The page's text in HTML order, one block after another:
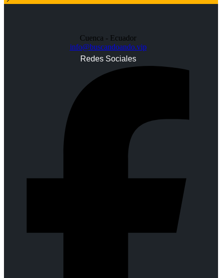
Cuenca - Ecuador
info@buscandoando.vip
Redes Sociales